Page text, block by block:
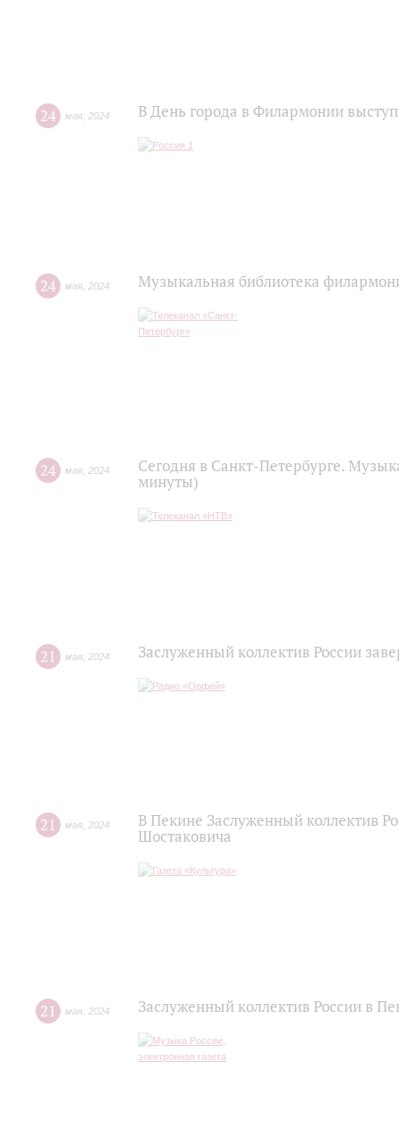
24 мая 2024 В День города в Филармонии
24 мая 2024 Музыкальная библиотека
24 мая 2024
Сегодня в Санкт-Петербурге.
минуты)
21 мая 2024 Заслуженный коллектив России
21 мая 2024
В Пекине Заслуженный коллектив
Шостаковича
21 мая 2024 Заслуженный коллектив России в